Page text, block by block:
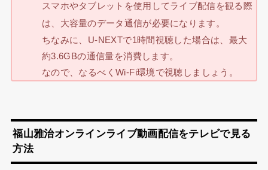
スマホやタブレットを使用してライブ配信を観る際
は、大容量のデータ通信が必要になります。
ちなみに、U-NEXTで1時間視聴した場合は、最大
約3.6GBの通信量を消費します。
なので、なるべくWi-Fi環境で視聴しましょう。
福山雅治オンラインライブ動画配信をテレビで見る
方法